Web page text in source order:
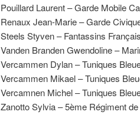
Pouillard Laurent – Garde Mobile
Renaux Jean-Marie – Garde
Steels Styven – Fantassins
Vanden Branden Gwendoline –
Vercammen Dylan – Tuniques
Vercammen Mikael – Tuniques
Vercamnen Michel – Tuniques
Zanotto Sylvia – 5ème Régiment